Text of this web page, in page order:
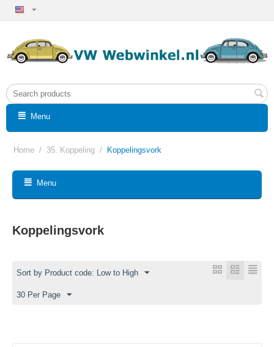
Menu
Home / 35. Koppeling / Koppelingsvork
Menu
Koppelingsvork
Sort by Product code: Low to High
30 Per Page